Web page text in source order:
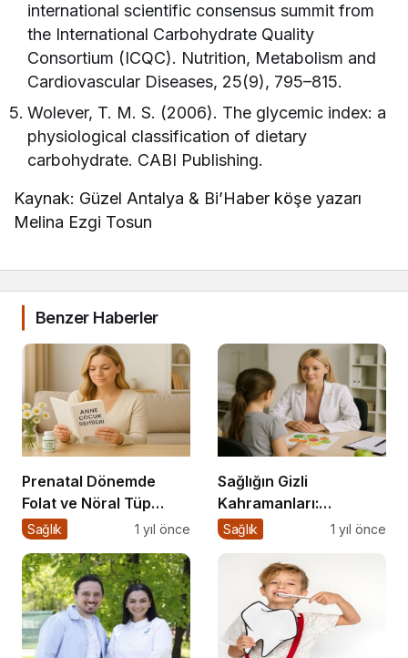
international scientific consensus summit from
the International Carbohydrate Quality
Consortium (ICQC). Nutrition, Metabolism and
Cardiovascular Diseases, 25(9), 795–815.
Wolever, T. M. S. (2006). The glycemic index: a
physiological classification of dietary
carbohydrate. CABI Publishing.
Kaynak: Güzel Antalya & Bi’Haber köşe yazarı
Melina Ezgi Tosun
Benzer Haberler
Prenatal Dönemde
Folat ve Nöral Tüp
Defekti İlişkisi
Sağlık 1 yıl önce
Sağlığın Gizli
Kahramanları:
Diyetisyenlerimiz
Sağlık 1 yıl önce